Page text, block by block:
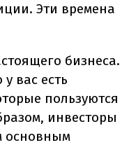
Эти времена
бизнеса.
вас есть
пользуются
инвесторы
основным